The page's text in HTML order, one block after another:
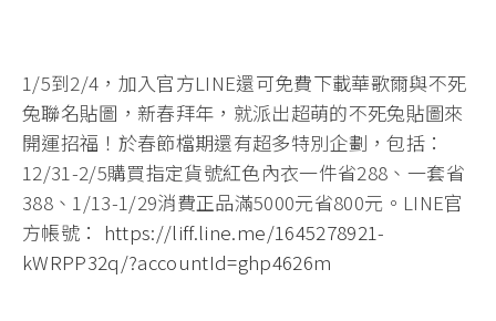
1/5到2/4，加入官方LINE還可免費下載華歌爾與不死
兔聯名貼圖，新春拜年，就派出超萌的不死兔貼圖來
開運招福！於春節檔期還有超多特別企劃，包括：
12/31-2/5購買指定貨號紅色內衣一件省288、一套省
388、1/13-1/29消費正品滿5000元省800元。LINE官
方帳號： https://liff.line.me/1645278921-
kWRPP32q/?accountId=ghp4626m